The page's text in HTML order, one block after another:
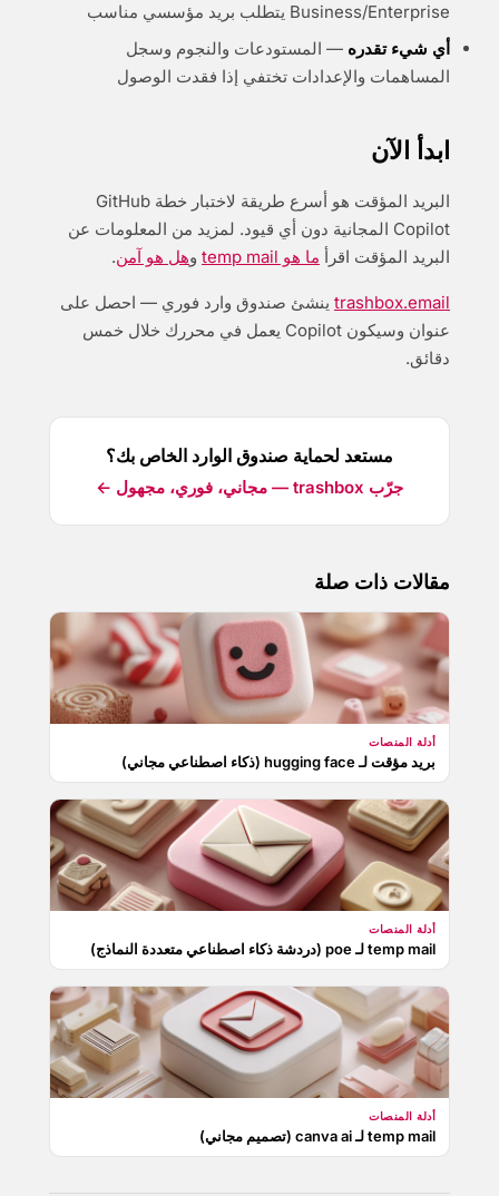
Business/Enterprise يتطلب بريد مؤسسي مناسب
أي شيء تقدره — المستودعات والنجوم وسجل
المساهمات والإعدادات تختفي إذا فقدت الوصول
ابدأ الآن
البريد المؤقت هو أسرع طريقة لاختبار خطة GitHub
Copilot المجانية دون أي قيود. لمزيد من المعلومات عن
البريد المؤقت اقرأ ما هو temp mail وهل هو آمن.
trashbox.email ينشئ صندوق وارد فوري — احصل على
عنوان وسيكون Copilot يعمل في محررك خلال خمس
دقائق.
مستعد لحماية صندوق الوارد الخاص بك؟
جرّب trashbox — مجاني، فوري، مجهول ←
مقالات ذات صلة
أدلة المنصات
بريد مؤقت لـ hugging face (ذكاء اصطناعي مجاني)
أدلة المنصات
temp mail لـ poe (دردشة ذكاء اصطناعي متعددة النماذج)
أدلة المنصات
temp mail لـ canva ai (تصميم مجاني)